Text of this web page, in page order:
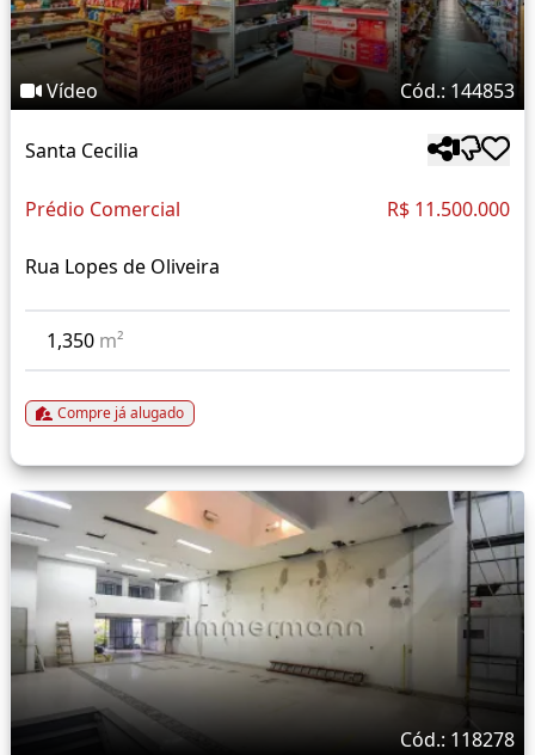
Vídeo Cód.: 144853
Santa Cecilia
Prédio Comercial R$ 11.500.000
Rua Lopes de Oliveira
1,350 m²
Compre já alugado
Cód.: 118278